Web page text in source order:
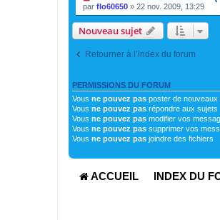
par flo60650 » 22 nov. 2009, 13:29
Nouveau sujet
Retourner à l’index du forum
PERMISSIONS DU FORUM
Vous ne pouvez pas poster de nouveaux
Vous ne pouvez pas répondre aux sujets
Vous ne pouvez pas modifier vos
Vous ne pouvez pas supprimer vos
Vous ne pouvez pas joindre des fichiers
ACCUEIL INDEX DU